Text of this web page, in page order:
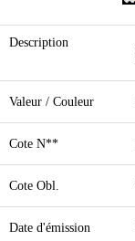
Description
Valeur / Couleur
Cote N**
Cote Obl.
Date d'émission